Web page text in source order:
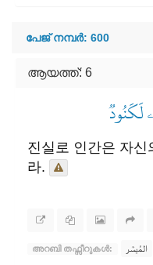
പേജ് നമ്പർ: 600
ആയത്ത്: 6
لَكَنُودٞ
진실로 인간은 자신
라.
അറബി തഫ്സീറുകൾ: المُيسَّر